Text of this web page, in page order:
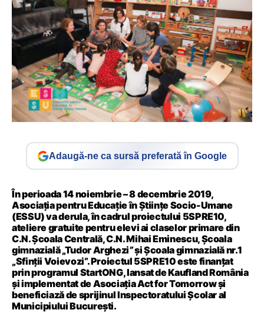
Adaugă-ne ca sursă preferată în Google
În perioada 14 noiembrie – 8 decembrie 2019,
Asociația pentru Educație în Științe Socio-Umane
(ESSU) va derula, în cadrul proiectului 5SPRE10,
ateliere gratuite pentru elevi ai claselor primare din
C.N. Școala Centrală, C.N. Mihai Eminescu, Școala
gimnazială „Tudor Arghezi”și Școala gimnazială nr.1
„Sfinții Voievozi”. Proiectul 5SPRE10 este finanțat
prin programul StartONG, lansat de Kaufland România
și implementat de Asociația Act for Tomorrow și
beneficiază de sprijinul Inspectoratului Școlar al
Municipiului București.